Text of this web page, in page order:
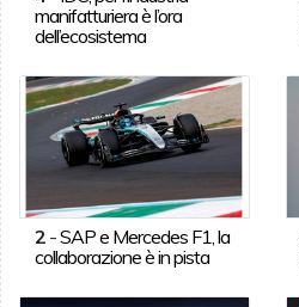
manifatturiera è l’ora
dell’ecosistema
2-SAP e Mercedes F1, la
collaborazione è in pista